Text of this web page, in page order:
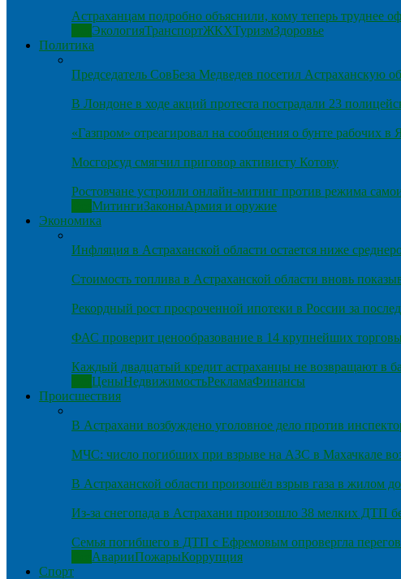
Астраханцам подробно объяснили, кому теперь труднее
ЭкологияТранспортЖКХТуризмЗдоровье
Политика
Председатель СовБеза Медведев посетил Астраханскую
В Лондоне в ходе акций протеста пострадали 23
«Газпром» отреагировал на сообщения о бунте рабочих в
Мосгорсуд смягчил приговор активисту Котову
Ростовчане устроили онлайн-митинг против режима
МитингиЗаконыАрмия и оружие
Экономика
Инфляция в Астраханской области остается ниже
Стоимость топлива в Астраханской области вновь
Рекордный рост просроченной ипотеки в России за
ФАС проверит ценообразование в 14 крупнейших
Каждый двадцатый кредит астраханцы не возвращают в
ЦеныНедвижимостьРекламаФинансы
Происшествия
В Астрахани возбуждено уголовное дело против
МЧС: число погибших при взрыве на АЗС в Махачкале
В Астраханской области произошёл взрыв газа в жилом
Из-за снегопада в Астрахани произошло 38 мелких ДТП
Семья погибшего в ДТП с Ефремовым опровергла
АварииПожарыКоррупция
Спорт